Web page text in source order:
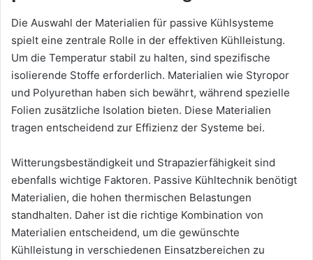
Die Auswahl der Materialien für passive Kühlsysteme
spielt eine zentrale Rolle in der effektiven Kühlleistung.
Um die Temperatur stabil zu halten, sind spezifische
isolierende Stoffe erforderlich. Materialien wie Styropor
und Polyurethan haben sich bewährt, während spezielle
Folien zusätzliche Isolation bieten. Diese Materialien
tragen entscheidend zur Effizienz der Systeme bei.
Witterungsbeständigkeit und Strapazierfähigkeit sind
ebenfalls wichtige Faktoren. Passive Kühltechnik benötigt
Materialien, die hohen thermischen Belastungen
standhalten. Daher ist die richtige Kombination von
Materialien entscheidend, um die gewünschte
Kühlleistung in verschiedenen Einsatzbereichen zu